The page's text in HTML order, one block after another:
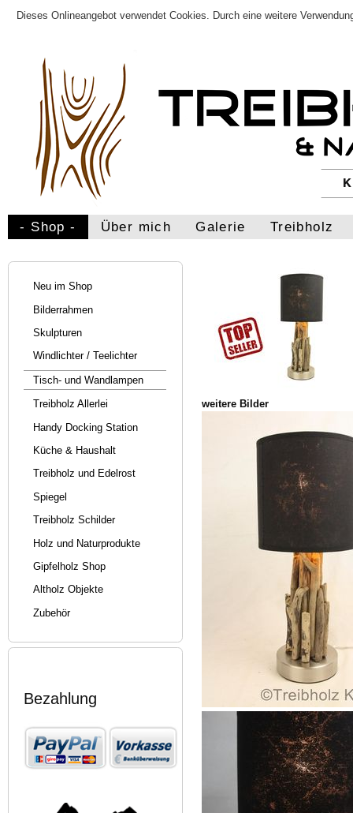
Dieses Onlineangebot verwendet Cookies. Durch eine weitere
- Shop - Über mich Galerie Treibholz
Neu im Shop
Bilderrahmen
Skulpturen
Windlichter / Teelichter
Tisch- und Wandlampen
Treibholz Allerlei
Handy Docking Station
Küche & Haushalt
Treibholz und Edelrost
Spiegel
Treibholz Schilder
Holz und Naturprodukte
Gipfelholz Shop
Altholz Objekte
Zubehör
Bezahlung
weitere Bilder